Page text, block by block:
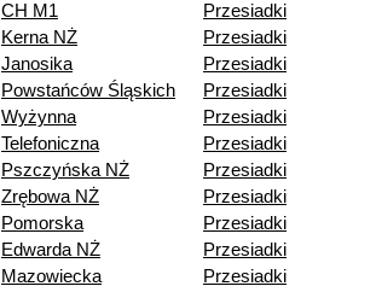
CH M1
Przesiadki
Kerna NŻ
Przesiadki
Janosika
Przesiadki
Powstańców Śląskich
Przesiadki
Wyżynna
Przesiadki
Telefoniczna
Przesiadki
Pszczyńska NŻ
Przesiadki
Zrębowa NŻ
Przesiadki
Pomorska
Przesiadki
Edwarda NŻ
Przesiadki
Mazowiecka
Przesiadki